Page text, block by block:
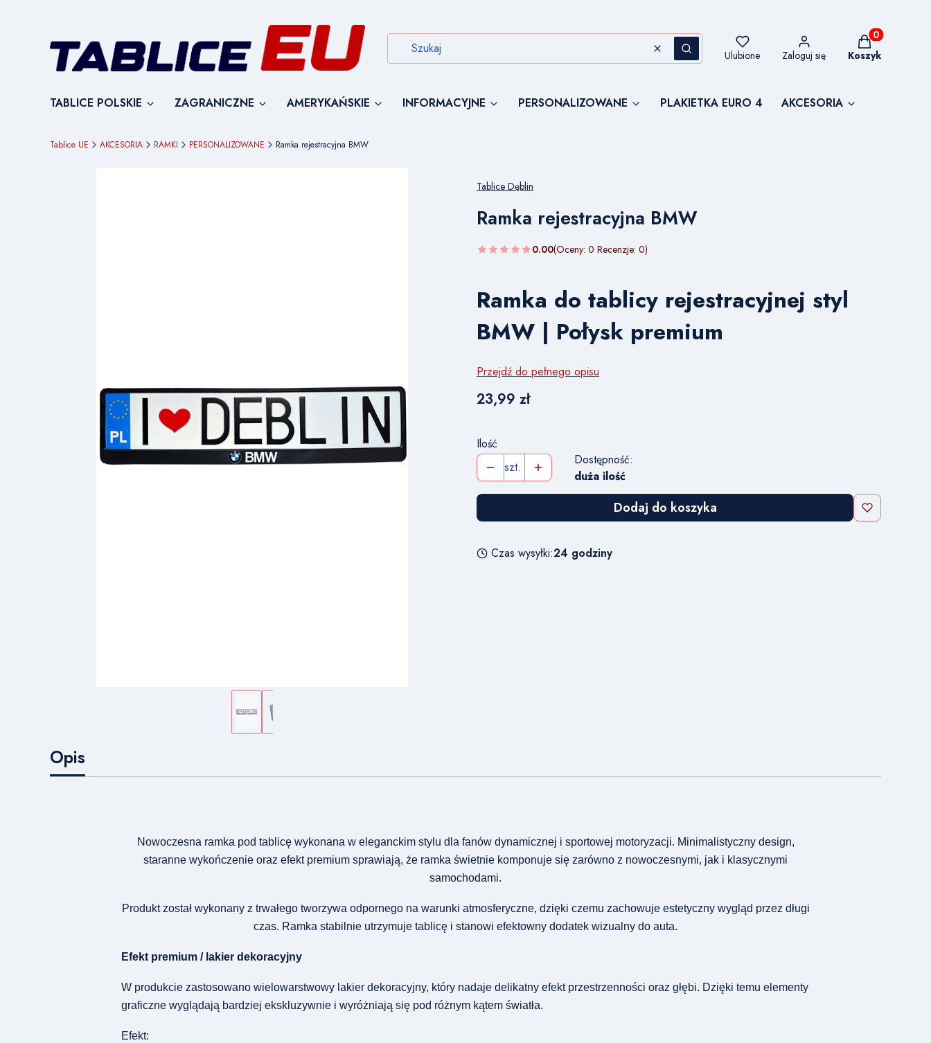
WyczyśćSzukaj Ulubione Zaloguj się
Produkty w
Koszyk
TABLICE POLSKIE ZAGRANICZNE AMERYKAŃSKIE INFORMACYJNE PERSONALIZOWANE PLAKIETKA EURO 4 AKCESORIA
Tablice UE AKCESORIA RAMKI PERSONALIZOWANE Ramka rejestracyjna BMW
Tablice Dęblin
Ramka rejestracyjna BMW
0.00(Oceny: 0 Recenzje: 0)
Ramka do tablicy rejestracyjnej styl
BMW | Połysk premium
Przejdź do pełnego opisu
Cena
23,99 zł
Ilość
szt.
Dostępność:
duża ilość
Dodaj do koszyka
Czas wysyłki:24 godziny
Opis
Nowoczesna ramka pod tablicę wykonana w eleganckim stylu dla fanów dynamicznej i sportowej motoryzacji. Minimalistyczny design,
staranne wykończenie oraz efekt premium sprawiają, że ramka świetnie komponuje się zarówno z nowoczesnymi, jak i klasycznymi
samochodami.
Produkt został wykonany z trwałego tworzywa odpornego na warunki atmosferyczne, dzięki czemu zachowuje estetyczny wygląd przez długi
czas. Ramka stabilnie utrzymuje tablicę i stanowi efektowny dodatek wizualny do auta.
Efekt premium / lakier dekoracyjny
W produkcie zastosowano wielowarstwowy lakier dekoracyjny, który nadaje delikatny efekt przestrzenności oraz głębi. Dzięki temu elementy
graficzne wyglądają bardziej ekskluzywnie i wyróżniają się pod różnym kątem światła.
Efekt: